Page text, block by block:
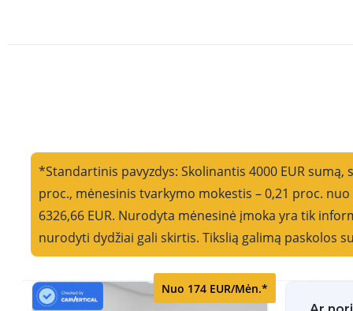
*Standartinis pavyzdys: Skolinantis 4000 EUR
proc., mėnesinis tvarkymo mokestis – 0,21 proc.
6326,66 EUR. Nurodyta mėnesinė įmoka yra tik
nurodyti dydžiai gali skirtis. Tikslią galimą paskolos
Nuo 174 EUR/Mėn.*